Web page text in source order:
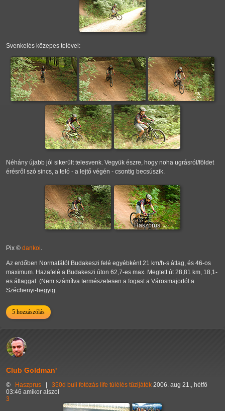
Svenkelés közepes telével:
Néhány újabb jól sikerült telesvenk. Vegyük észre, hogy noha ugrásról/földet
érésről szó sincs, a teló - a lejtő végén - csontig becsúszik.
Haszprus
Pix © dankoi
Az erdőben Normafától Budakeszi felé egyébként 21 km/h-s átlag, és 46-os
maximum. Hazafelé a Budakeszi úton 62,7-es max. Megtett út 28,81 km, 18,1-
es átlaggal. (Nem számítva természetesen a fogast a Városmajortól a
Széchenyi-hegyig.
5 hozzászólás
Club Goldman'
© Haszprus | 350d buli fotózás life túlélés tűzijáték 2006. aug 21., hétfő
03:46 amikor alszol
3